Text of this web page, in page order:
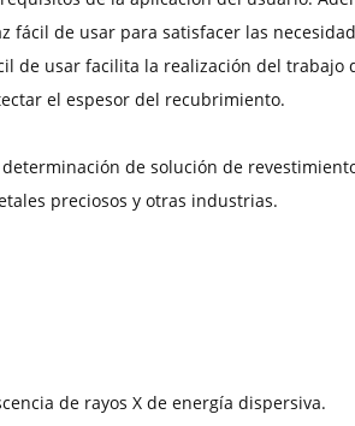
de usar para satisfacer las
de usar facilita la realización del trabajo
el espesor del recubrimiento.
de solución de
preciosos y otras industrias.
de rayos X de energía dispersiva.